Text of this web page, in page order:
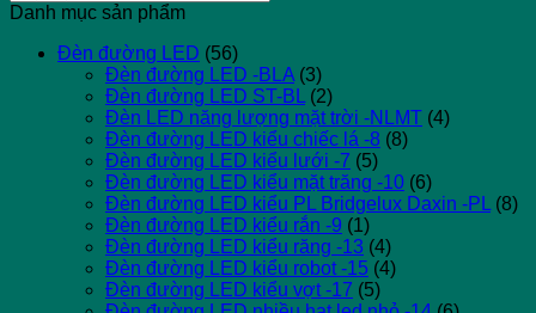
Danh mục sản phẩm
Đèn đường LED (56)
Đèn đường LED -BLA (3)
Đèn đường LED ST-BL (2)
Đèn LED năng lượng mặt trời -NLMT (4)
Đèn đường LED kiểu chiếc lá -8 (8)
Đèn đường LED kiểu lưới -7 (5)
Đèn đường LED kiểu mặt trăng -10 (6)
Đèn đường LED kiểu PL Bridgelux Daxin -PL (8)
Đèn đường LED kiểu rắn -9 (1)
Đèn đường LED kiểu răng -13 (4)
Đèn đường LED kiểu robot -15 (4)
Đèn đường LED kiểu vợt -17 (5)